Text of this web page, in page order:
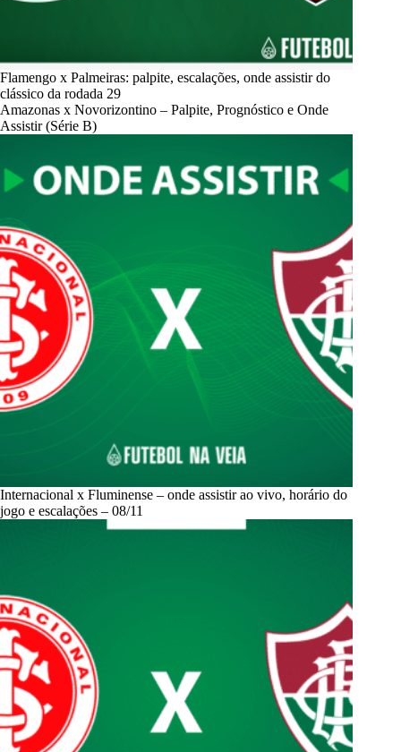
Flamengo x Palmeiras: palpite, escalações, onde assistir do
clássico da rodada 29
Amazonas x Novorizontino – Palpite, Prognóstico e Onde
Assistir (Série B)
Internacional x Fluminense – onde assistir ao vivo, horário do
jogo e escalações – 08/11